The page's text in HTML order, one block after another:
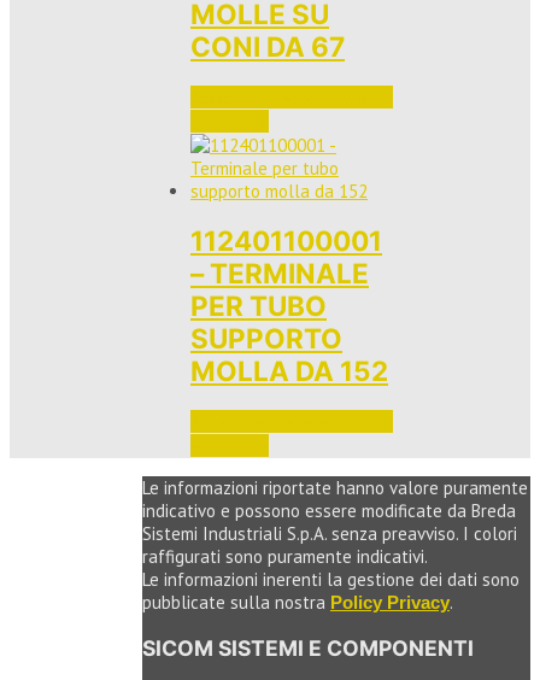
MOLLE SU
CONI DA 67
112401100001
– TERMINALE
PER TUBO
SUPPORTO
MOLLA DA 152
Le informazioni riportate hanno valore puramente
indicativo e possono essere modificate da Breda
Sistemi Industriali S.p.A. senza preavviso. I colori
raffigurati sono puramente indicativi.
Le informazioni inerenti la gestione dei dati sono
pubblicate sulla nostra Policy Privacy.
SICOM SISTEMI E COMPONENTI